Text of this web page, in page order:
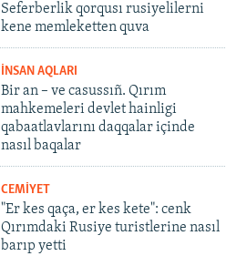
Seferberlik qorqusı rusiyelilerni
kene memleketten quva
İNSAN AQLARI
Bir an – ve casussıñ. Qırım
mahkemeleri devlet hainligi
qabaatlavlarını daqqalar içinde
nasıl baqalar
CEMİYET
"Er kes qaça, er kes kete": cenk
Qırımdaki Rusiye turistlerine nasıl
barıp yetti